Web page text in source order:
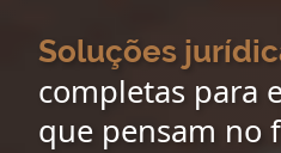
Soluções
completas para
que pensam no